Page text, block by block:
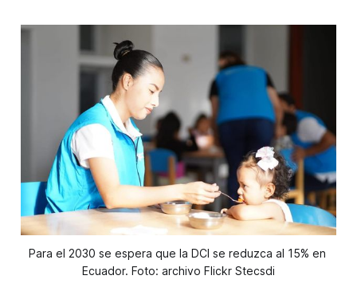
Para el 2030 se espera que la DCI se reduzca al 15% en
Ecuador. Foto: archivo Flickr Stecsdi